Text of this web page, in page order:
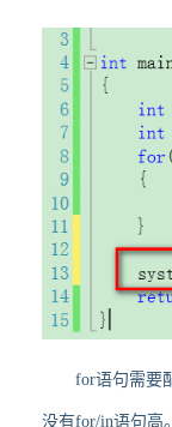
for语句需要配
没有for/in语句高